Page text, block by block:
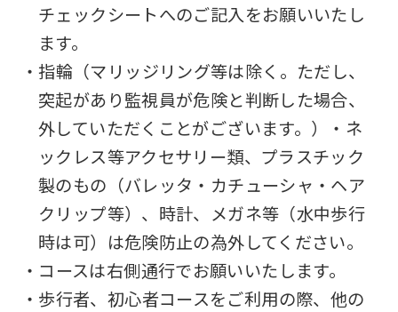
チェックシートへのご記入をお願いいたし
ます。
・指輪（マリッジリング等は除く。ただし、
突起があり監視員が危険と判断した場合、
外していただくことがございます。）・ネ
ックレス等アクセサリー類、プラスチック
製のもの（バレッタ・カチューシャ・ヘア
クリップ等）、時計、メガネ等（水中歩行
時は可）は危険防止の為外してください。
・コースは右側通行でお願いいたします。
・歩行者、初心者コースをご利用の際、他の